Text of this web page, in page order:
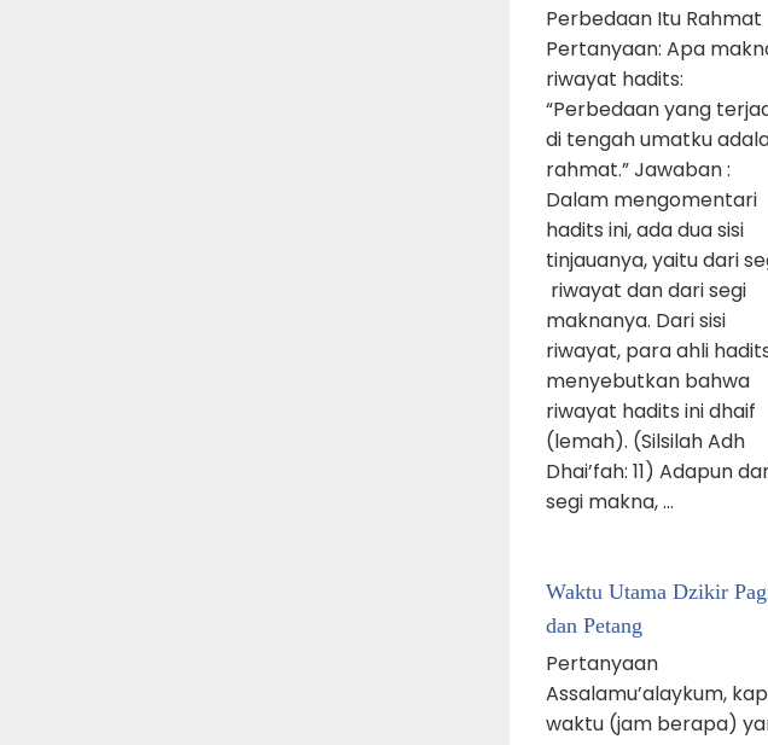
Perbedaan Itu Rahmat
Pertanyaan: Apa
riwayat hadits:
“Perbedaan yang
di tengah umatku
rahmat.” Jawaban :
Dalam mengomentari
hadits ini, ada dua sisi
tinjauanya, yaitu dari
riwayat dan dari segi
maknanya. Dari sisi
riwayat, para ahli
menyebutkan bahwa
riwayat hadits ini dhaif
(lemah). (Silsilah Adh
Dhai’fah: 11) Adapun
segi makna, …
Waktu Utama Dzikir
dan Petang
Pertanyaan
Assalamu’alaykum,
waktu (jam berapa)